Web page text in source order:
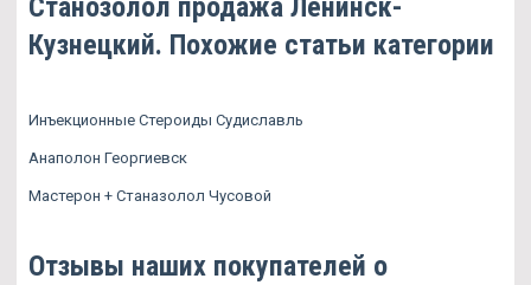
Станозолол продажа Ленинск-
Кузнецкий. Похожие статьи категории
Инъекционные Стероиды Судиславль
Анаполон Георгиевск
Мастерон + Станазолол Чусовой
Отзывы наших покупателей о